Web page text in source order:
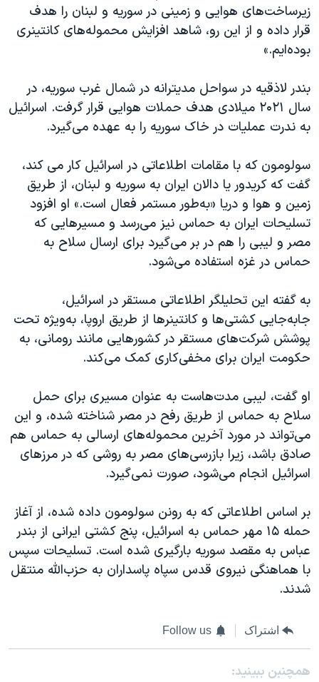
زیرساخت‌های هوایی و زمینی در سوریه و لبنان را هدف
قرار داده و از این رو، شاهد افزایش محموله‌های کانتینری
بوده‌ایم.»
بندر لاذقیه در سواحل مدیترانه در شمال غرب سوریه، در
سال ۲۰۲۱ میلادی هدف حملات هوایی قرار گرفت. اسرائیل
به ندرت عملیات در خاک سوریه را به عهده می‌گیرد.
سولومون که با مقامات اطلاعاتی در اسرائیل کار می کند،
گفت که کریدور یا دالان ایران به سوریه و لبنان، از طریق
زمین و هوا و دریا «به‌طور مستمر فعال است.» او افزود
تسلیحات ایران به حماس نیز می‌رسد و مسیرهایی که
مصر و لیبی را هم در بر می‌گیرد برای ارسال سلاح به
حماس در غزه استفاده می‌شود.
به گفته این تحلیلگر اطلاعاتی مستقر در اسرائیل،
جابه‌جایی کشتی‌ها و کانتینرها از طریق اروپا، به‌ویژه تحت
پوشش شرکت‌های مستقر در کشورهایی مانند رومانی، به
حکومت ایران برای مخفی‌کاری کمک می‌کند.
او گفت، لیبی مدت‌هاست به عنوان مسیری برای حمل
سلاح به حماس از طریق رفح در مصر شناخته شده، و این
می‌تواند در مورد آخرین محموله‌های ارسالی به حماس هم
صادق باشد، زیرا بازرسی‌های مصر به روشی که در مرزهای
اسرائیل انجام می‌شود، صورت نمی‌گیرد.
بر اساس اطلاعاتی که به رونن سولومون داده شده، از آغاز
حمله ۱۵ مهر حماس به اسرائیل، پنج کشتی ایرانی از بندر
عباس به مقصد سوریه بارگیری شده است. تسلیحات سپس
با هماهنگی نیروی قدس سپاه پاسداران به حزب‌الله منتقل
شدند.
اشتراک Follow us
همچنبن ببینید: